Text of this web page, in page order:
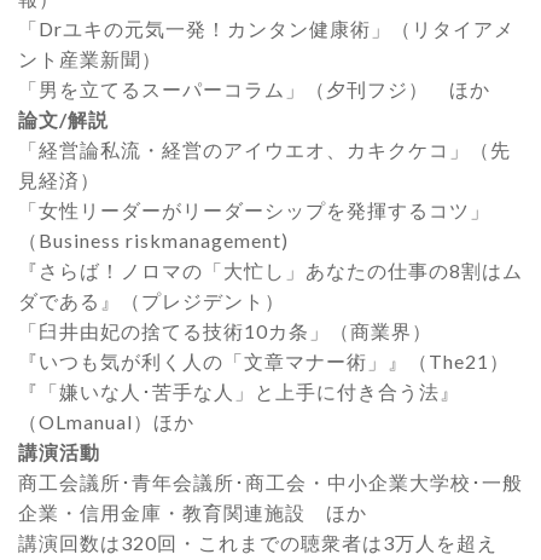
「Drユキの元気一発！カンタン健康術」（リタイアメ
ント産業新聞）
「男を立てるスーパーコラム」（夕刊フジ） ほか
論文/解説
「経営論私流・経営のアイウエオ、カキクケコ」（先
見経済）
「女性リーダーがリーダーシップを発揮するコツ」
（Business riskmanagement)
『さらば！ノロマの「大忙し」あなたの仕事の8割はム
ダである』（プレジデント）
「臼井由妃の捨てる技術10カ条」（商業界）
『いつも気が利く人の「文章マナー術」』（The21）
『「嫌いな人･苦手な人」と上手に付き合う法』
（OLmanual）ほか
講演活動
商工会議所･青年会議所･商工会・中小企業大学校･一般
企業・信用金庫・教育関連施設 ほか
講演回数は320回・これまでの聴衆者は3万人を超え